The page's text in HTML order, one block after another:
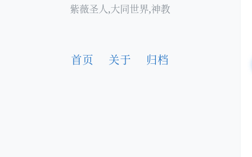
紫薇圣人,大同世界,神教
首页 关于 归档